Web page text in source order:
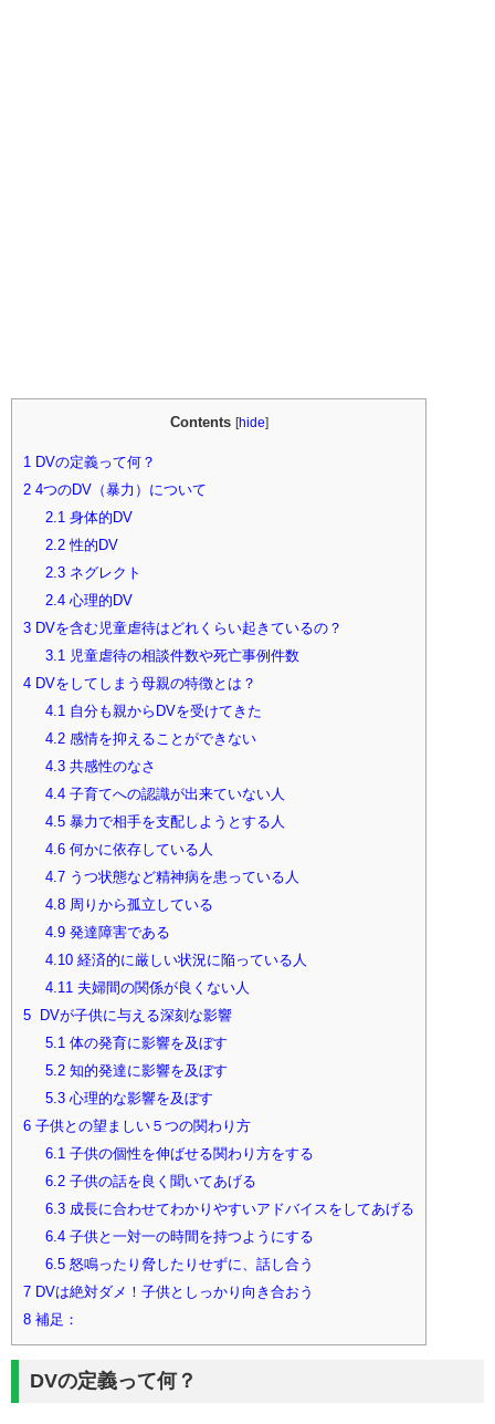
Contents [hide]
1 DVの定義って何？
2 4つのDV（暴力）について
2.1 身体的DV
2.2性的DV
2.3ネグレクト
2.4心理的DV
3 DVを含む児童虐待はどれくらい起きているの？
3.1 児童虐待の相談件数や死亡事例件数
4 DVをしてしまう母親の特徴とは？
4.1 自分も親からDVを受けてきた
4.2感情を抑えることができない
4.3共感性のなさ
4.4子育てへの認識が出来ていない人
4.5暴力で相手を支配しようとする人
4.6何かに依存している人
4.7うつ状態など精神病を患っている人
4.8周りから孤立している
4.9発達障害である
4.10経済的に厳しい状況に陥っている人
4.11 夫婦間の関係が良くない人
5 DVが子供に与える深刻な影響
5.1 体の発育に影響を及ぼす
5.2知的発達に影響を及ぼす
5.3心理的な影響を及ぼす
6 子供との望ましい５つの関わり方
6.1 子供の個性を伸ばせる関わり方をする
6.2子供の話を良く聞いてあげる
6.3成長に合わせてわかりやすいアドバイスをしてあげる
6.4子供と一対一の時間を持つようにする
6.5怒鳴ったり脅したりせずに、話し合う
7 DVは絶対ダメ！子供としっかり向き合おう
8 補足：
DVの定義って何？